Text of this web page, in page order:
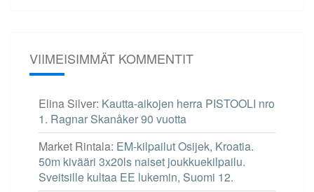
VIIMEISIMMÄT KOMMENTIT
Elina Silver: Kautta-aikojen herra PISTOOLI nro
1. Ragnar Skanåker 90 vuotta
Market Rintala: EM-kilpailut Osijek, Kroatia.
50m kivääri 3x20ls naiset joukkuekilpailu.
Sveitsille kultaa EE lukemin, Suomi 12.